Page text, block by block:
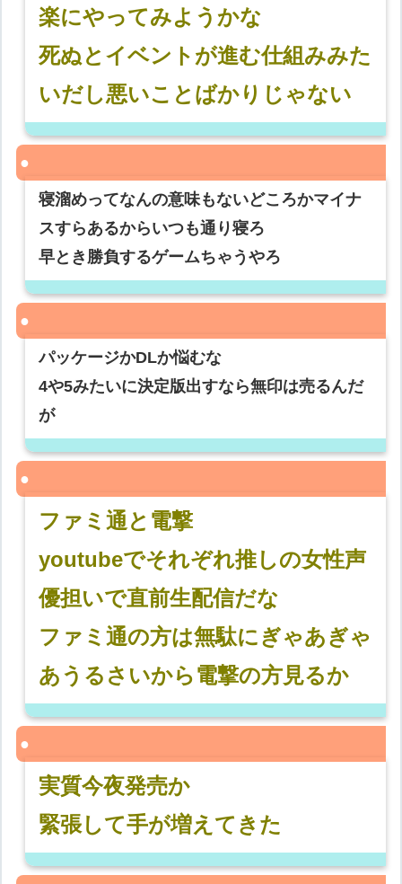
楽にやってみようかな
死ぬとイベントが進む仕組みみた
いだし悪いことばかりじゃない
寝溜めってなんの意味もないどころかマイナ
スすらあるからいつも通り寝ろ
早とき勝負するゲームちゃうやろ
パッケージかDLか悩むな
4や5みたいに決定版出すなら無印は売るんだ
が
ファミ通と電撃
youtubeでそれぞれ推しの女性声
優担いで直前生配信だな
ファミ通の方は無駄にぎゃあぎゃ
あうるさいから電撃の方見るか
実質今夜発売か
緊張して手が増えてきた